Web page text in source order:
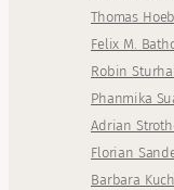
Thomas
Felix M.
Robin
Phanmika
Adrian
Florian
Barbara